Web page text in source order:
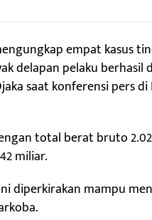
empat kasus
delapan pelaku berhasil
saat konferensi pers
total berat bruto
miliar.
diperkirakan mampu